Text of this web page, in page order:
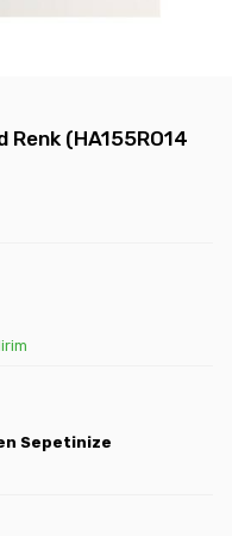
Renk (HA155RO14
Sepetinize